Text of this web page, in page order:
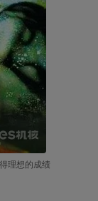
理想的成绩